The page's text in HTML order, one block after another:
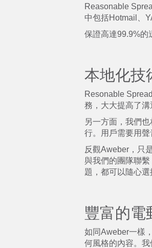
Reasonable
中包括Hotmail、
保證高達99.9%的
本地化技
Resonable
務，大大提高了溝
另一方面，我們
行。用戶需要用聲
反觀Aweber，只
與我們的團隊聯
題，都可以隨心選
豐富的電
如同Aweber一樣
何風格的內容。